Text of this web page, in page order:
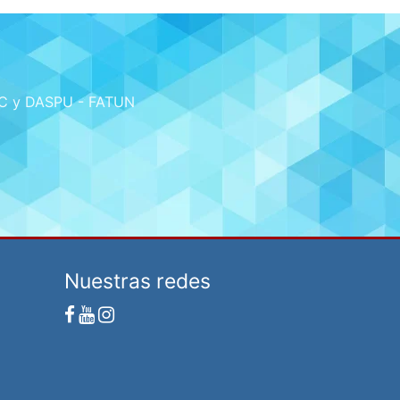
y DASPU - FATUN
Nuestras redes